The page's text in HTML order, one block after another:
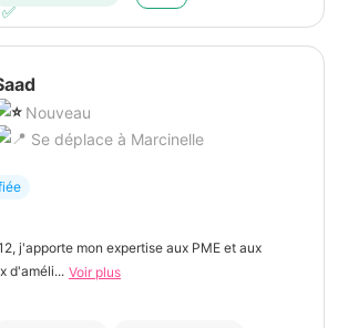
Nouveau
Se déplace à Marcinelle
j'apporte mon expertise aux PME et aux
d'améli... Voir plus